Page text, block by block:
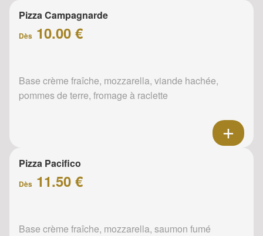
Pizza Campagnarde
Dès 10.00 €
Base crème fraîche, mozzarella, viande hachée,
pommes de terre, fromage à raclette
Pizza Pacifico
Dès 11.50 €
Base crème fraîche, mozzarella, saumon fumé